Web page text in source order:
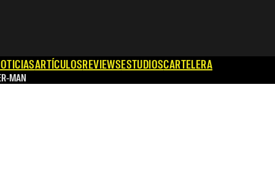
ARTÍCULOSREVIEWSESTUDIOSCARTELERA
MAN